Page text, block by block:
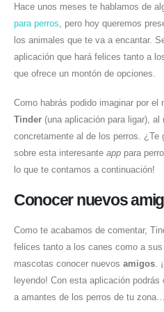
Hace unos meses te hablamos de
para perros , pero hoy queremos
los animales que te va a encantar.
aplicación que hará felices tanto a
que ofrece un montón de opciones.
Como habrás podido imaginar por el
Tinder (una aplicación para ligar),
concretamente al de los perros. ¿Te
sobre esta interesante app para
lo que te contamos a continuación!
Conocer nuevos
Como te acabamos de comentar,
felices tanto a los canes como a
mascotas conocer nuevos amigos.
leyendo! Con esta aplicación
a amantes de los perros de tu zona…